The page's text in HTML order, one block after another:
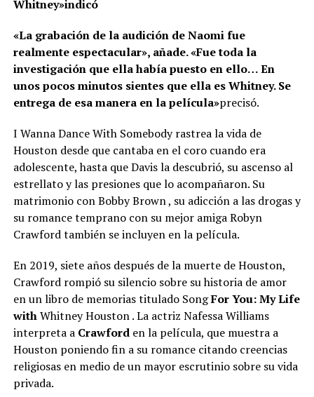
Whitney»indicó
«La grabación de la audición de Naomi fue
realmente espectacular», añade. «Fue toda la
investigación que ella había puesto en ello… En
unos pocos minutos sientes que ella es Whitney. Se
entrega de esa manera en la película»precisó.
I Wanna Dance With Somebody rastrea la vida de
Houston desde que cantaba en el coro cuando era
adolescente, hasta que Davis la descubrió, su ascenso al
estrellato y las presiones que lo acompañaron. Su
matrimonio con Bobby Brown , su adicción a las drogas y
su romance temprano con su mejor amiga Robyn
Crawford también se incluyen en la película.
En 2019, siete años después de la muerte de Houston,
Crawford rompió su silencio sobre su historia de amor
en un libro de memorias titulado SongFor You: My Life
withWhitney Houston . La actriz Nafessa Williams
interpreta aCrawforden la película, que muestra a
Houston poniendo fin a su romance citando creencias
religiosas en medio de un mayor escrutinio sobre su vida
privada.